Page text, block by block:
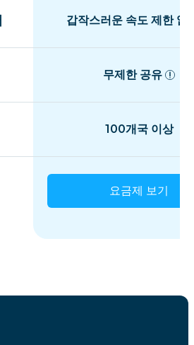
갑작스러운 속도 제한 없
무제한 공유
100개국 이상
요금제 보기